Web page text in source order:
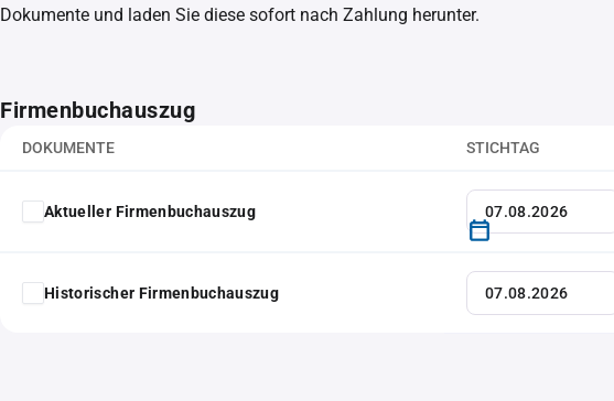
Dokumente und laden Sie diese sofort nach Zahlung herunter.
Firmenbuchauszug
DOKUMENTE STICHTAG
Aktueller Firmenbuchauszug
Historischer Firmenbuchauszug